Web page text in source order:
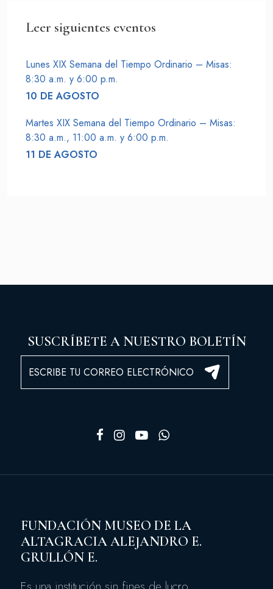
Leer siguientes eventos
Lunes XIX Semana del Tiempo Ordinario – Misas:
8:30 a.m. y 6:00 p.m.
10 DE AGOSTO
Martes XIX Semana del Tiempo Ordinario – Misas:
8:30 a.m., 11:00 a.m. y 6:00 p.m.
11 DE AGOSTO
SUSCRÍBETE A NUESTRO BOLETÍN
FUNDACIÓN MUSEO DE LA
ALTAGRACIA ALEJANDRO E.
GRULLÓN E.